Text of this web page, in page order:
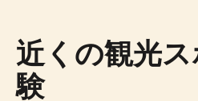
近くの観光
験